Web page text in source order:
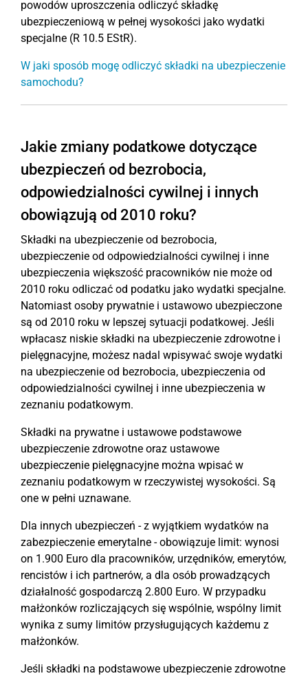
powodów uproszczenia odliczyć składkę
ubezpieczeniową w pełnej wysokości jako wydatki
specjalne (R 10.5 EStR).
W jaki sposób mogę odliczyć składki na ubezpieczenie
samochodu?
Jakie zmiany podatkowe dotyczące
ubezpieczeń od bezrobocia,
odpowiedzialności cywilnej i innych
obowiązują od 2010 roku?
Składki na ubezpieczenie od bezrobocia,
ubezpieczenie od odpowiedzialności cywilnej i inne
ubezpieczenia większość pracowników nie może od
2010 roku odliczać od podatku jako wydatki specjalne.
Natomiast osoby prywatnie i ustawowo ubezpieczone
są od 2010 roku w lepszej sytuacji podatkowej. Jeśli
wpłacasz niskie składki na ubezpieczenie zdrowotne i
pielęgnacyjne, możesz nadal wpisywać swoje wydatki
na ubezpieczenie od bezrobocia, ubezpieczenia od
odpowiedzialności cywilnej i inne ubezpieczenia w
zeznaniu podatkowym.
Składki na prywatne i ustawowe podstawowe
ubezpieczenie zdrowotne oraz ustawowe
ubezpieczenie pielęgnacyjne można wpisać w
zeznaniu podatkowym w rzeczywistej wysokości. Są
one w pełni uznawane.
Dla innych ubezpieczeń - z wyjątkiem wydatków na
zabezpieczenie emerytalne - obowiązuje limit: wynosi
on 1.900 Euro dla pracowników, urzędników, emerytów,
rencistów i ich partnerów, a dla osób prowadzących
działalność gospodarczą 2.800 Euro. W przypadku
małżonków rozliczających się wspólnie, wspólny limit
wynika z sumy limitów przysługujących każdemu z
małżonków.
Jeśli składki na podstawowe ubezpieczenie zdrowotne